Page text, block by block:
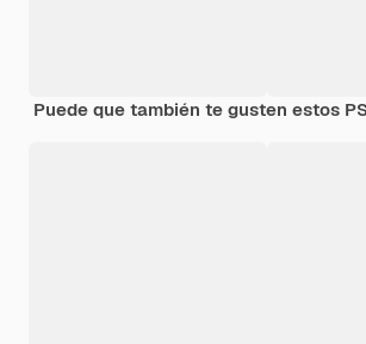
Puede que también te gusten estos